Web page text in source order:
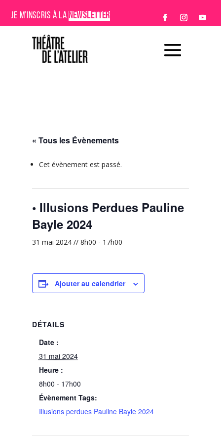
JE M’INSCRIS À LA NEWSLETTER
« Tous les Évènements
Cet évènement est passé.
• Illusions Perdues Pauline
Bayle 2024
31 mai 2024 // 8h00 - 17h00
Ajouter au calendrier
DÉTAILS
Date :
31 mai 2024
Heure :
8h00 - 17h00
Évènement Tags:
Illusions perdues Pauline Bayle 2024